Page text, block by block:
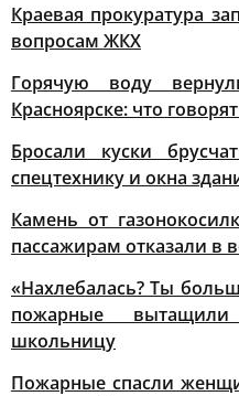
Краевая прокуратура
вопросам ЖКХ
Горячую воду
Красноярске: что
Бросали куски
спецтехнику и окна
Камень от
пассажирам отказали в
«Нахлебалась? Ты
пожарные
школьницу
Пожарные спасли